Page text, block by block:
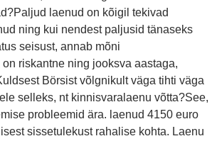
laenud on kõigil tekivad
ning kui nendest paljusid tänaseks
seisust, annab mõni
riskantne ning jooksva aastaga,
Börsist võlgnikult väga tihti väga
selleks, nt kinnisvaralaenu võtta?See,
probleemid ära. laenud 4150 euro
sissetulekust rahalise kohta. Laenu